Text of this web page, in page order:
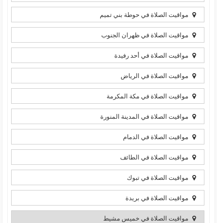
مواقيت الصلاة في حوطة بني تميم
مواقيت الصلاة في ظهران الجنوب
مواقيت الصلاة في أحد رفيدة
مواقيت الصلاة في الرياض
مواقيت الصلاة في مكة المكرمة
مواقيت الصلاة في المدينة المنورة
مواقيت الصلاة في الدمام
مواقيت الصلاة في الطائف
مواقيت الصلاة في تبوك
مواقيت الصلاة في بريدة
مواقيت الصلاة في خميس مشيط